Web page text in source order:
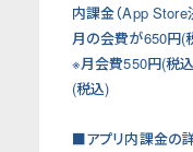
内課金（App Store
月の会費が650円(
※月会費550円(税
(税込)
■アプリ内課金の